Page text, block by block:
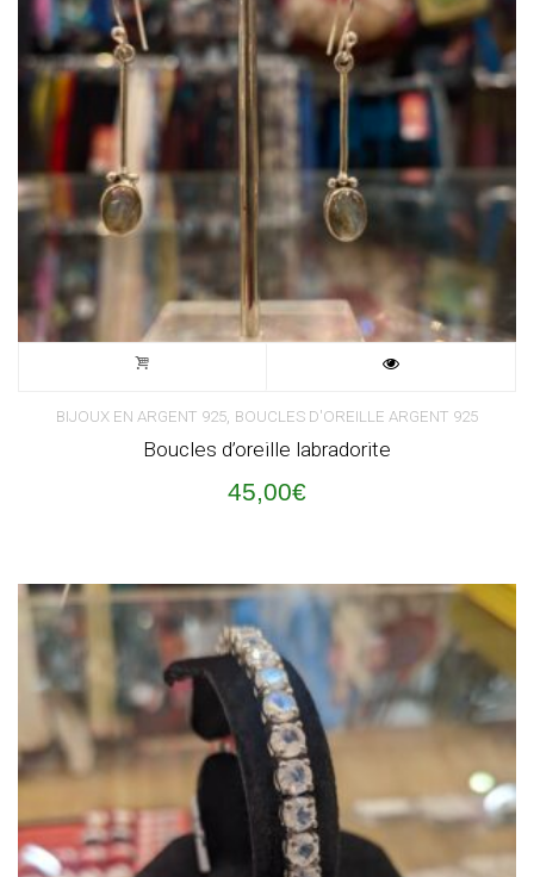
BIJOUX EN ARGENT 925, BOUCLES D'OREILLE ARGENT 925
Boucles d’oreille labradorite
45,00€